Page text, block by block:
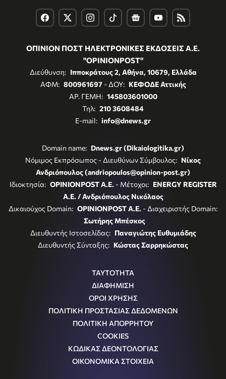
ΟΠΙΝΙΟΝ ΠΟΣΤ ΗΛΕΚΤΡΟΝΙΚΕΣ ΕΚΔΟΣΕΙΣ Α.Ε.
"OPINIONPOST"
Διεύθυνση: Ιπποκράτους 2, Αθήνα, 10679, Ελλάδα
ΑΦΜ: 800961697- ΔΟΥ: ΚΕΦΟΔΕ Αττικής
ΑΡ. ΓΕΜΗ: 145803601000
Τηλ: 210 3608484
E-mail: info@dnews.gr
Domain name: Dnews.gr (Dikaiologitika.gr)
Νόμιμος Εκπρόσωπος - Διευθύνων Σύμβουλος: Νίκος
Ανδριόπουλος (andriopoulos@opinion-post.gr)
Ιδιοκτησία: OPINIONPOST A.E. - Μέτοχοι: ENERGY REGISTER
Α.Ε. / Ανδριόπουλος Νικόλαος
Δικαιούχος Domain: OPINIONPOST A.E. - Διαχειριστής Domain:
Σωτήρης Μπέσκος
Διευθυντής Ιστοσελίδας: Παναγιώτης Ευθυμιάδης
Διευθυντής Σύνταξης: Κώστας Σαρρηκώστας
ΤΑΥΤΟΤΗΤΑ
ΔΙΑΦΗΜΙΣΗ
ΟΡΟΙ ΧΡΗΣΗΣ
ΠΟΛΙΤΙΚΗ ΠΡΟΣΤΑΣΙΑΣ ΔΕΔΟΜΕΝΩΝ
ΠΟΛΙΤΙΚΗ ΑΠΟΡΡΗΤΟΥ
COOKIES
ΚΩΔΙΚΑΣ ΔΕΟΝΤΟΛΟΓΙΑΣ
ΟΙΚΟΝΟΜΙΚΑ ΣΤΟΙΧΕΙΑ